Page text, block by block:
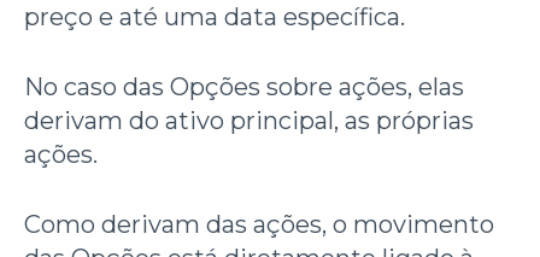
preço e até uma data específica.
No caso das Opções sobre ações, elas
derivam do ativo principal, as próprias
ações.
Como derivam das ações, o movimento